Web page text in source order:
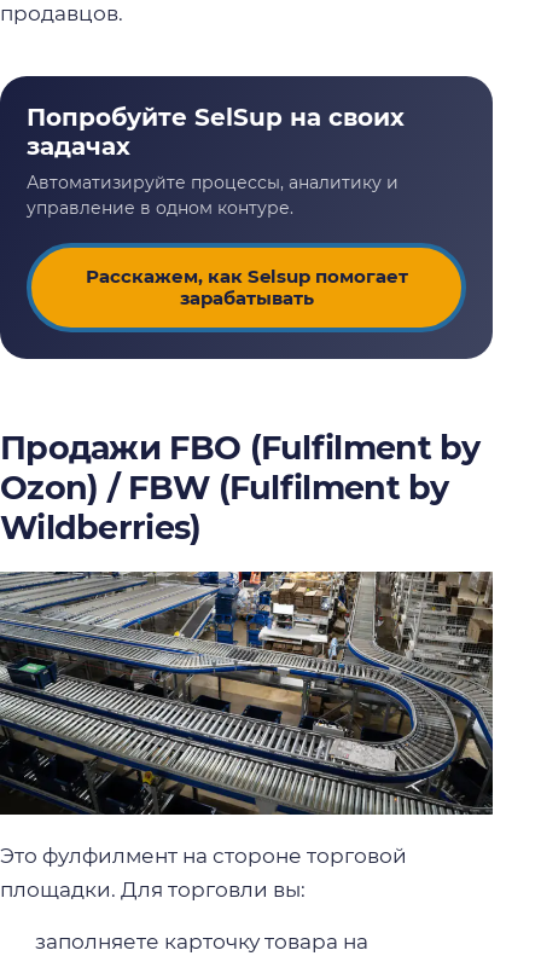
продавцов.
Расскажем, как Selsup помогает
зарабатывать
Продажи FBO (Fulfilment by
Ozon) / FBW (Fulfilment by
Wildberries)
Это фулфилмент на стороне торговой
площадки. Для торговли вы:
заполняете карточку товара на